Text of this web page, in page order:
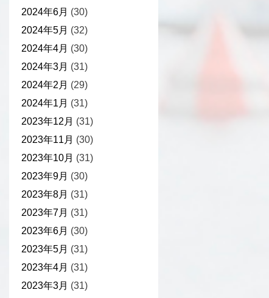
2024年6月 (30)
2024年5月 (32)
2024年4月 (30)
2024年3月 (31)
2024年2月 (29)
2024年1月 (31)
2023年12月 (31)
2023年11月 (30)
2023年10月 (31)
2023年9月 (30)
2023年8月 (31)
2023年7月 (31)
2023年6月 (30)
2023年5月 (31)
2023年4月 (31)
2023年3月 (31)